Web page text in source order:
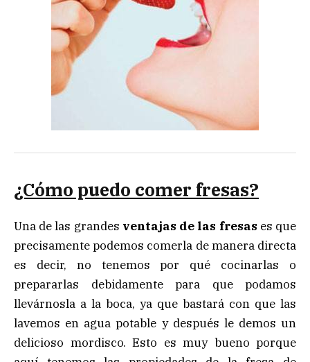
¿Cómo puedo comer fresas?
Una de las grandes ventajas de las fresas es que
precisamente podemos comerla de manera directa
es decir, no tenemos por qué cocinarlas o
prepararlas debidamente para que podamos
llevárnosla a la boca, ya que bastará con que las
lavemos en agua potable y después le demos un
delicioso mordisco. Esto es muy bueno porque